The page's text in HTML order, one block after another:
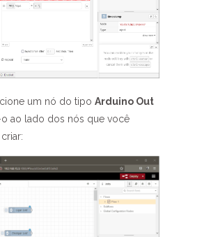
um nó do tipo Arduino Out
ao lado dos nós que você